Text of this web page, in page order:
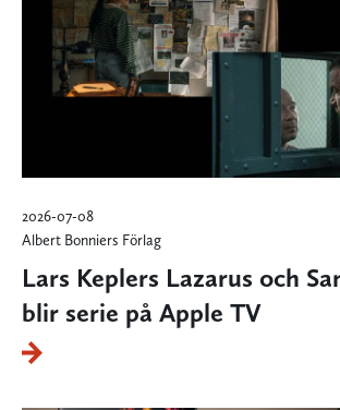
2026-07-08
Albert Bonniers Förlag
Lars Keplers Lazarus och
blir serie på Apple TV